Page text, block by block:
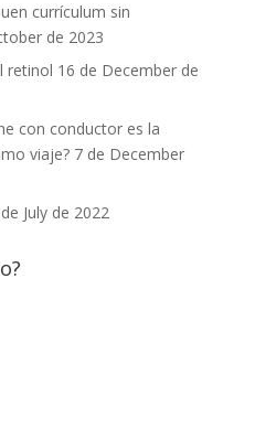
currículum sin
de 2023
retinol 16 de December de
con conductor es la
viaje? 7 de December
July de 2022